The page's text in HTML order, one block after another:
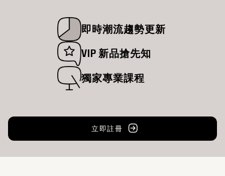
立即註冊
即時潮流趨勢更新
VIP 新品搶先知
獨家專業課程